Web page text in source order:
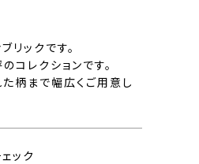
リックです。
コレクションです。
柄まで幅広くご用意し
ック